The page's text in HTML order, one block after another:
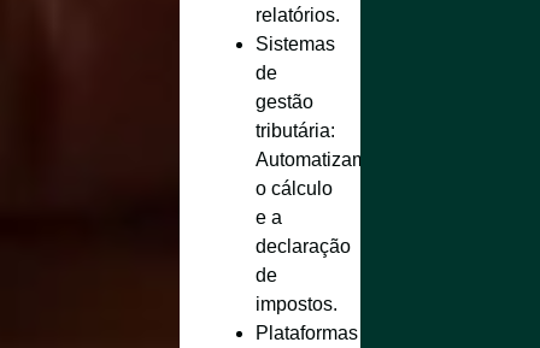
relatórios.
Sistemas
de
gestão
tributária:
Automatizam
o cálculo
e a
declaração
de
impostos.
Plataformas